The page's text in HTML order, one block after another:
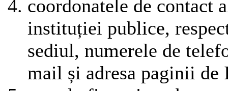
coordonatele de contact
instituției publice,
sediul, numerele de
mail și adresa paginii de